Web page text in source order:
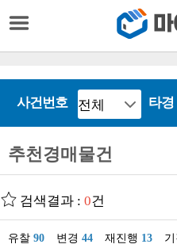
사건번호 타경
추천경매물건
검색결과 : 0건
유찰 90 변경 44 재진행 13